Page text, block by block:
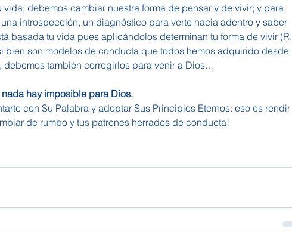
debemos cambiar nuestra forma de pensar y de vivir; y para
introspección, un diagnóstico para verte hacia adentro y saber
basada tu vida pues aplicándolos determinan tu forma de vivir (R.
bien son modelos de conducta que todos hemos adquirido desde
debemos también corregirlos para venir a Dios…
hay imposible para Dios.
con Su Palabra y adoptar Sus Principios Eternos: eso es rendir
de rumbo y tus patrones herrados de conducta!